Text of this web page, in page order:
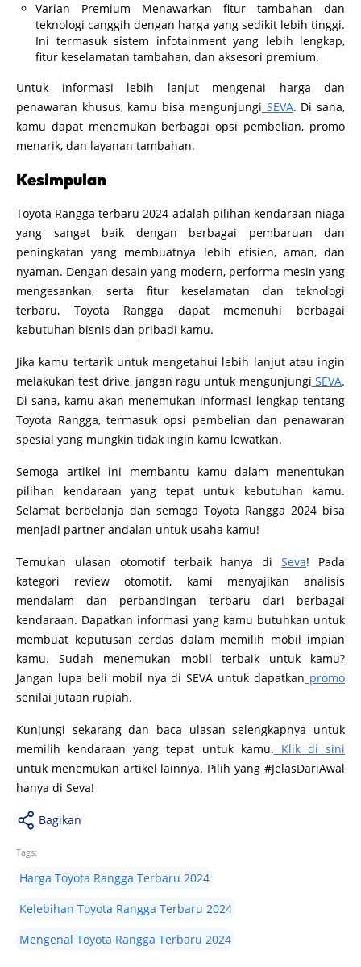
Varian Premium Menawarkan fitur tambahan dan
teknologi canggih dengan harga yang sedikit lebih tinggi.
Ini termasuk sistem infotainment yang lebih lengkap,
fitur keselamatan tambahan, dan aksesori premium.
Untuk informasi lebih lanjut mengenai harga dan
penawaran khusus, kamu bisa mengunjungi SEVA. Di sana,
kamu dapat menemukan berbagai opsi pembelian, promo
menarik, dan layanan tambahan.
Kesimpulan
Toyota Rangga terbaru 2024 adalah pilihan kendaraan niaga
yang sangat baik dengan berbagai pembaruan dan
peningkatan yang membuatnya lebih efisien, aman, dan
nyaman. Dengan desain yang modern, performa mesin yang
mengesankan, serta fitur keselamatan dan teknologi
terbaru, Toyota Rangga dapat memenuhi berbagai
kebutuhan bisnis dan pribadi kamu.
Jika kamu tertarik untuk mengetahui lebih lanjut atau ingin
melakukan test drive, jangan ragu untuk mengunjungi SEVA.
Di sana, kamu akan menemukan informasi lengkap tentang
Toyota Rangga, termasuk opsi pembelian dan penawaran
spesial yang mungkin tidak ingin kamu lewatkan.
Semoga artikel ini membantu kamu dalam menentukan
pilihan kendaraan yang tepat untuk kebutuhan kamu.
Selamat berbelanja dan semoga Toyota Rangga 2024 bisa
menjadi partner andalan untuk usaha kamu!
Temukan ulasan otomotif terbaik hanya diSeva! Pada
kategori review otomotif, kami menyajikan analisis
mendalam dan perbandingan terbaru dari berbagai
kendaraan. Dapatkan informasi yang kamu butuhkan untuk
membuat keputusan cerdas dalam memilih mobil impian
kamu. Sudah menemukan mobil terbaik untuk kamu?
Jangan lupa beli mobil nya di SEVA untuk dapatkan promo
senilai jutaan rupiah.
Kunjungi sekarang dan baca ulasan selengkapnya untuk
memilih kendaraan yang tepat untuk kamu. Klik di sini
untuk menemukan artikel lainnya. Pilih yang #JelasDariAwal
hanya di Seva!
Bagikan
Tags:
Harga Toyota Rangga Terbaru 2024
Kelebihan Toyota Rangga Terbaru 2024
Mengenal Toyota Rangga Terbaru 2024